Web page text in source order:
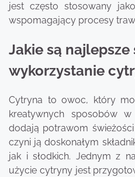
jest często stosowany
wspomagający procesy
Jakie są najlepsze
wykorzystanie
Cytryna to owoc, który
kreatywnych sposobów
dodają potrawom
czyni ją doskonałym
jak i słodkich. Jednym z
użycie cytryny jest